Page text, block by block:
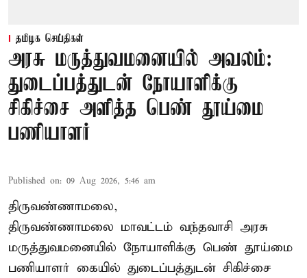
தமிழக செய்திகள்
அரசு மருத்துவமனையில் அவலம்:
துடைப்பத்துடன் நோயாளிக்கு
சிகிச்சை அளித்த பெண் தூய்மை
பணியாளர்
Published on: 09 Aug 2026, 5:46 am
திருவண்ணாமலை,
திருவண்ணாமலை மாவட்டம் வந்தவாசி அரசு
மருத்துவமனையில் நோயாளிக்கு பெண் தூய்மை
பணியாளர் கையில் துடைப்பத்துடன் சிகிச்சை